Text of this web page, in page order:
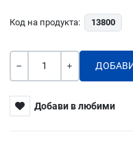
Код на продукта: 13800
Количество
Добави в любими